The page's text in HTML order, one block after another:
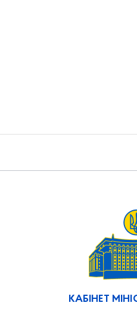
КАБІНЕТ